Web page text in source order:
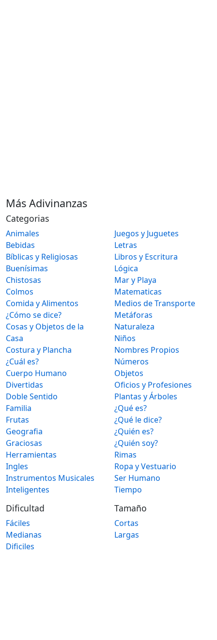
Más Adivinanzas
Categorias
Animales
Bebidas
Bíblicas y Religiosas
Buenísimas
Chistosas
Colmos
Comida y Alimentos
¿Cómo se dice?
Cosas y Objetos de la
Casa
Costura y Plancha
¿Cuál es?
Cuerpo Humano
Divertidas
Doble Sentido
Familia
Frutas
Geografia
Graciosas
Herramientas
Ingles
Instrumentos Musicales
Inteligentes
Juegos y Juguetes
Letras
Libros y Escritura
Lógica
Mar y Playa
Matematicas
Medios de Transporte
Metáforas
Naturaleza
Niños
Nombres Propios
Números
Objetos
Oficios y Profesiones
Plantas y Árboles
¿Qué es?
¿Qué le dice?
¿Quién es?
¿Quién soy?
Rimas
Ropa y Vestuario
Ser Humano
Tiempo
Dificultad
Fáciles
Medianas
Dificiles
Tamaño
Cortas
Largas